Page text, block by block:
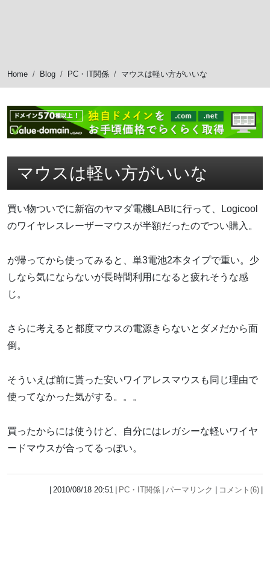
Home Blog PC・IT関係 マウスは軽い方がいいな
マウスは軽い方がいいな
買い物ついでに新宿のヤマダ電機LABIに行って、Logicool
のワイヤレスレーザーマウスが半額だったのでつい購入。
が帰ってから使ってみると、単3電池2本タイプで重い。少
しなら気にならないが長時間利用になると疲れそうな感
じ。
さらに考えると都度マウスの電源きらないとダメだから面
倒。
そういえば前に貰った安いワイアレスマウスも同じ理由で
使ってなかった気がする。。。
買ったからには使うけど、自分にはレガシーな軽いワイヤ
ードマウスが合ってるっぽい。
2010/08/18 20:51 PC・IT関係 パーマリンク コメント(6)